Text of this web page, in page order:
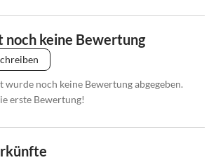
noch keine Bewertung
wurde noch keine Bewertung abgegeben.
erste Bewertung!